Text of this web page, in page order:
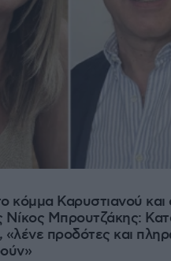
κόμμα Καρυστιανού και
Νίκος Μπρουτζάκης:
«λένε προδότες και